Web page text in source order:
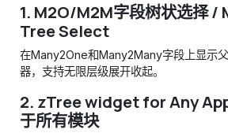
1. M2O/M2M字段树状选择 /
Tree Select
在Many2One和Many2Many字段上显示
器，支持无限层级展开收起。
2. zTree widget for Any
于所有模块